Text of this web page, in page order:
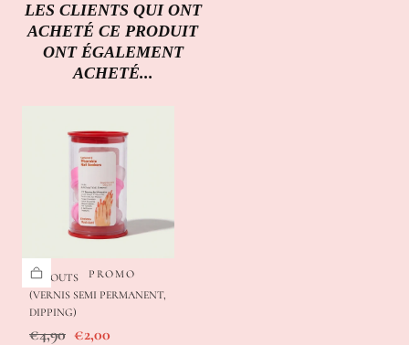
LES CLIENTS QUI ONT
ACHETÉ CE PRODUIT
ONT ÉGALEMENT
ACHETÉ...
PROMO
EMBOUTS DE DÉPOSE
(VERNIS SEMI PERMANENT,
DIPPING)
Prix
€4,90 Prix
€2,00